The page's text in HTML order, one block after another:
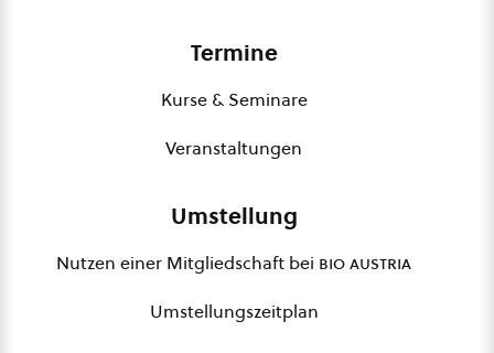
Termine
Kurse & Seminare
Veranstaltungen
Umstellung
Nutzen einer Mitgliedschaft bei bio austria
Umstellungszeitplan